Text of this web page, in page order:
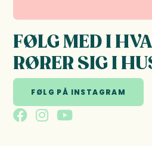
FØLG MED I
RØRER SIG I
FØLG PÅ INSTAGRAM